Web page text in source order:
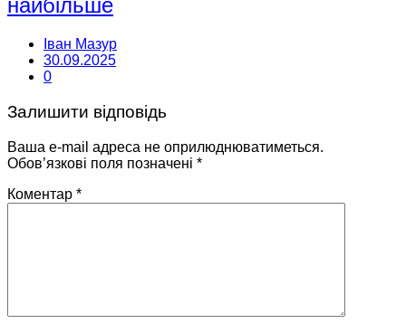
найбільше
Іван Мазур
30.09.2025
0
Залишити відповідь
Ваша e-mail адреса не оприлюднюватиметься.
Обов’язкові поля позначені *
Коментар *